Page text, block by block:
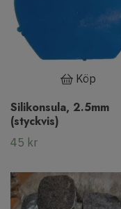
Köp
Silikonsula, 2.5mm
(styckvis)
45 kr